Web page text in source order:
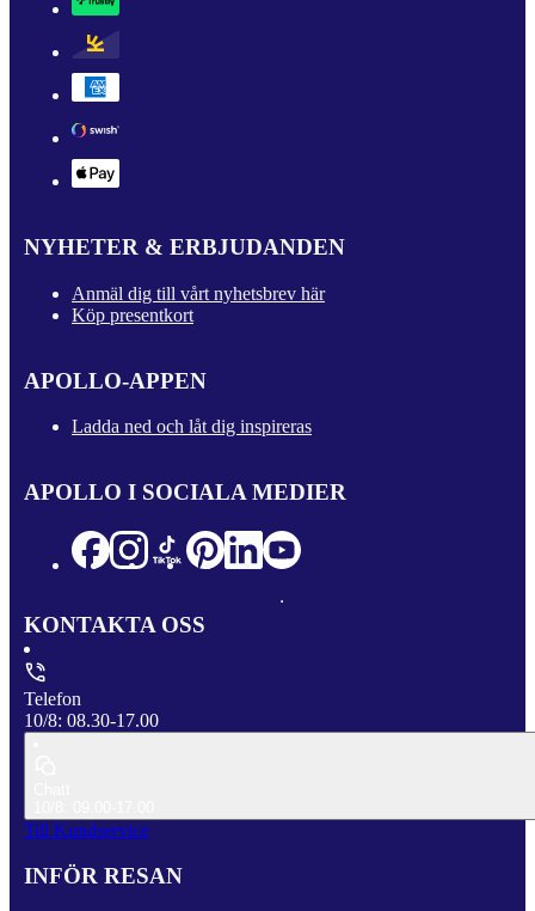
NYHETER & ERBJUDANDEN
Anmäl dig till vårt nyhetsbrev här
Köp presentkort
APOLLO-APPEN
Ladda ned och låt dig inspireras
APOLLO I SOCIALA MEDIER
KONTAKTA OSS
Telefon
10/8: 08.30-17.00
Till Kundservice
INFÖR RESAN